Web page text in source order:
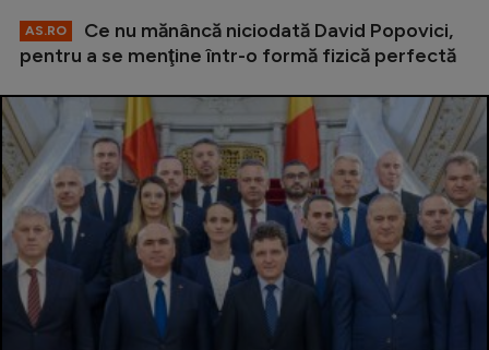
AS.RO
Ce nu mănâncă niciodată David Popovici,
pentru a se menţine într-o formă fizică perfectă